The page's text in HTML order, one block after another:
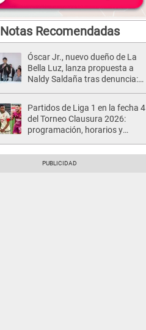
Notas Recomendadas
Óscar Jr., nuevo dueño de La
Bella Luz, lanza propuesta a
Naldy Saldaña tras denuncia:
Partidos de Liga 1 en la fecha 4
del Torneo Clausura 2026:
programación, horarios y